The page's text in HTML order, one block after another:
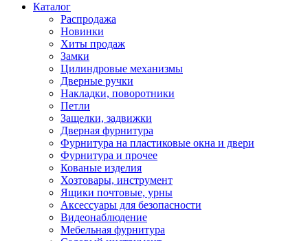
Каталог
Распродажа
Новинки
Хиты продаж
Замки
Цилиндровые механизмы
Дверные ручки
Накладки, поворотники
Петли
Защелки, задвижки
Дверная фурнитура
Фурнитура на пластиковые окна и двери
Фурнитура и прочее
Кованые изделия
Хозтовары, инструмент
Ящики почтовые, урны
Аксессуары для безопасности
Видеонаблюдение
Мебельная фурнитура